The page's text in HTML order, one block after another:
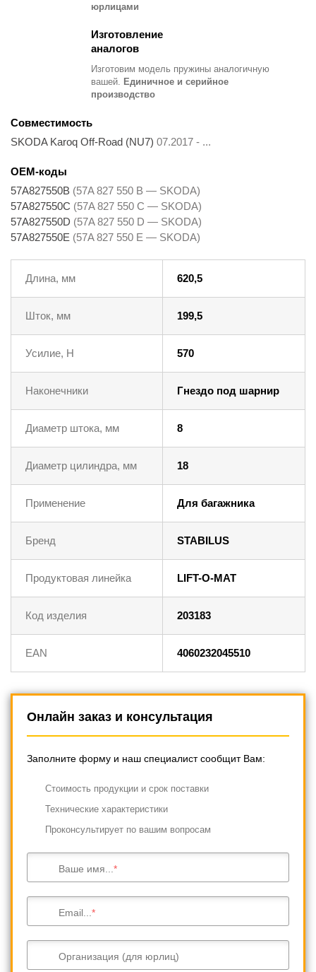
юрлицами
Изготовление
аналогов
Изготовим модель пружины аналогичную
вашей. Единичное и серийное
производство
Совместимость
SKODA Karoq Off-Road (NU7) 07.2017 - ...
OEM-коды
57A827550B (57A 827 550 B — SKODA)
57A827550C (57A 827 550 C — SKODA)
57A827550D (57A 827 550 D — SKODA)
57A827550E (57A 827 550 E — SKODA)
Длина, мм 620,5
Шток, мм 199,5
Усилие, Н 570
Наконечники Гнездо под шарнир
Диаметр штока, мм 8
Диаметр цилиндра, мм 18
Применение Для багажника
Бренд STABILUS
Продуктовая линейка LIFT-O-MAT
Код изделия 203183
EAN 4060232045510
Онлайн заказ и консультация
Заполните форму и наш специалист сообщит Вам:
Cтоимость продукции и срок поставки
Технические характеристики
Проконсультирует по вашим вопросам
Ваше имя...
Email...
Организация (для юрлиц)